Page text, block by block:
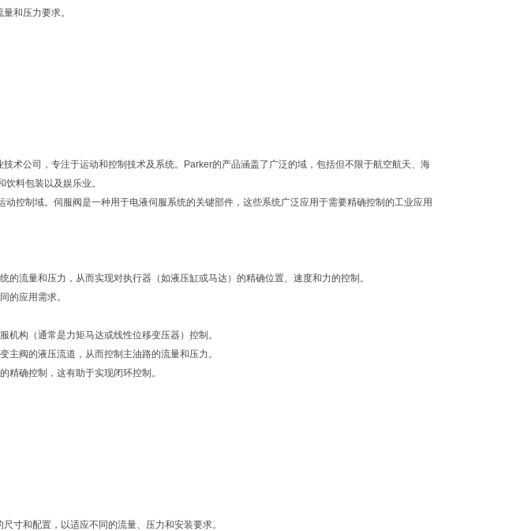
和压力要求。
术公司，专注于运动和控制技术及系统。Parker的产品涵盖了广泛的域，包括但不限于航空航天、海
料包装以及娱乐业。
控制域。伺服阀是一种用于电液伺服系统的关键部件，这些系统广泛应用于需要精确控制的工业应用
流量和压力，从而实现对执行器（如液压缸或马达）的精确位置、速度和力的控制。
的应用需求。
构（通常是力矩马达或线性位移变压器）控制。
阀的液压流道，从而控制主油路的流量和压力。
精确控制，这有助于实现闭环控制。
寸和配置，以适应不同的流量、压力和安装要求。